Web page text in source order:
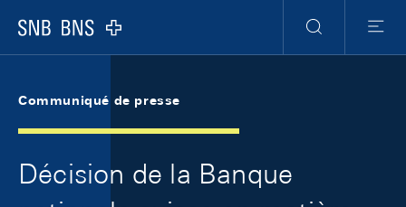
Logo
RechercheMenu
Communiqué de presse
Décision de la Banque